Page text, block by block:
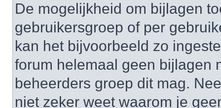
De mogelijkheid om bijlagen
gebruikersgroep of per
kan het bijvoorbeeld zo
forum helemaal geen bijlagen
beheerders groep dit mag.
niet zeker weet waarom je